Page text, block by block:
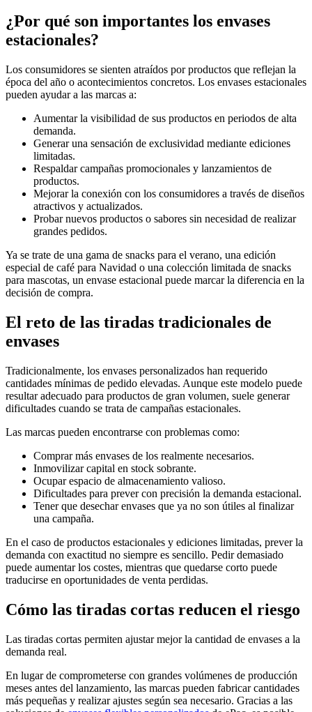
¿Por qué son importantes los envases
estacionales?
Los consumidores se sienten atraídos por productos que reflejan la
época del año o acontecimientos concretos. Los envases estacionales
pueden ayudar a las marcas a:
Aumentar la visibilidad de sus productos en periodos de alta
demanda.
Generar una sensación de exclusividad mediante ediciones
limitadas.
Respaldar campañas promocionales y lanzamientos de
productos.
Mejorar la conexión con los consumidores a través de diseños
atractivos y actualizados.
Probar nuevos productos o sabores sin necesidad de realizar
grandes pedidos.
Ya se trate de una gama de snacks para el verano, una edición
especial de café para Navidad o una colección limitada de snacks
para mascotas, un envase estacional puede marcar la diferencia en la
decisión de compra.
El reto de las tiradas tradicionales de
envases
Tradicionalmente, los envases personalizados han requerido
cantidades mínimas de pedido elevadas. Aunque este modelo puede
resultar adecuado para productos de gran volumen, suele generar
dificultades cuando se trata de campañas estacionales.
Las marcas pueden encontrarse con problemas como:
Comprar más envases de los realmente necesarios.
Inmovilizar capital en stock sobrante.
Ocupar espacio de almacenamiento valioso.
Dificultades para prever con precisión la demanda estacional.
Tener que desechar envases que ya no son útiles al finalizar
una campaña.
En el caso de productos estacionales y ediciones limitadas, prever la
demanda con exactitud no siempre es sencillo. Pedir demasiado
puede aumentar los costes, mientras que quedarse corto puede
traducirse en oportunidades de venta perdidas.
Cómo las tiradas cortas reducen el riesgo
Las tiradas cortas permiten ajustar mejor la cantidad de envases a la
demanda real.
En lugar de comprometerse con grandes volúmenes de producción
meses antes del lanzamiento, las marcas pueden fabricar cantidades
más pequeñas y realizar ajustes según sea necesario. Gracias a las